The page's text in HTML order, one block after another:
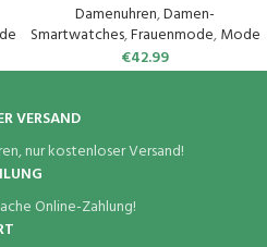
Menstruationszyklus, Pulsuhr,
Schlafmonitor, SpO2, IP68
Wasserdicht Schrittzähler
Fitness Tracker iOS Android
Damenuhren,Damen-
Smartwatches,Frauenmode,Mode
€42.99
VERSAND
nur kostenloser Versand!
Online-Zahlung!